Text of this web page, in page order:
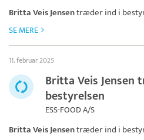
Britta Veis Jensentræder ind i
SE MERE
11. februar 2025
Britta Veis
bestyrelsen
ESS-FOOD A/S
Britta Veis Jensentræder ind i